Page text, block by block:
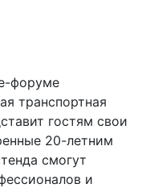
форуме
транспортная
гостям свои
20-летним
смогут
и